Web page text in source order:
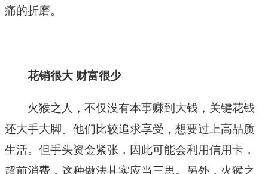
痛的折磨。
花销很大 财富很少
火猴之人，不仅没有本事赚到大钱，关键花钱
还大手大脚。他们比较追求享受，想要过上高品质
生活。但手头资金紧张，因此可能会利用信用卡，
超前消费，这种做法其实应当三思。另外，火猴之